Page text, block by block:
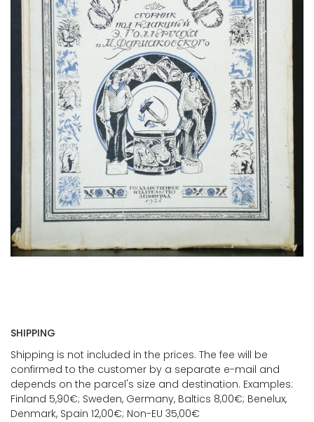
SHIPPING
Shipping is not included in the prices. The fee will be
confirmed to the customer by a separate e-mail and
depends on the parcel's size and destination. Examples:
Finland 5,90€; Sweden, Germany, Baltics 8,00€; Benelux,
Denmark, Spain 12,00€; Non-EU 35,00€